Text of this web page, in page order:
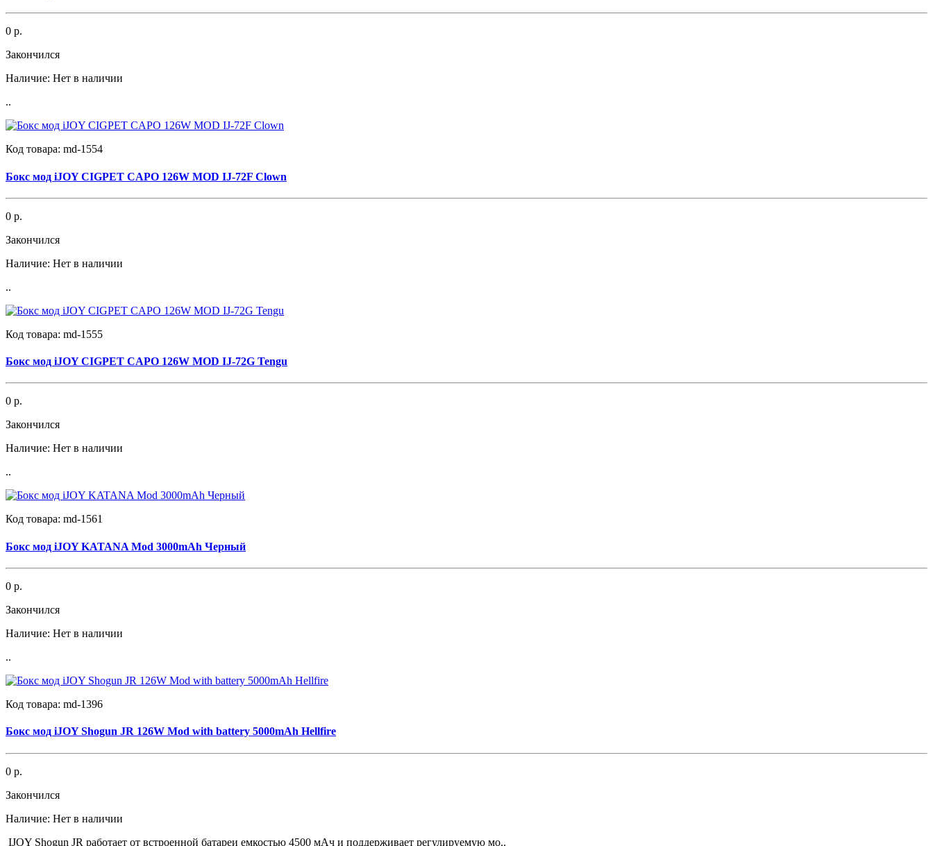
0 р.
Закончился
Наличие: Нет в наличии
..
Код товара: md-1554
Бокс мод iJOY CIGPET CAPO 126W MOD IJ-72F Clown
0 р.
Закончился
Наличие: Нет в наличии
..
Код товара: md-1555
Бокс мод iJOY CIGPET CAPO 126W MOD IJ-72G Tengu
0 р.
Закончился
Наличие: Нет в наличии
..
Код товара: md-1561
Бокс мод iJOY KATANA Mod 3000mAh Черный
0 р.
Закончился
Наличие: Нет в наличии
..
Код товара: md-1396
Бокс мод iJOY Shogun JR 126W Mod with battery 5000mAh Hellfire
0 р.
Закончился
Наличие: Нет в наличии
IJOY Shogun JR работает от встроенной батареи емкостью 4500 мАч и поддерживает регулируемую мо..